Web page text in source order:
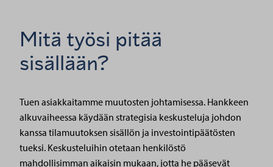
Mitä työsi pitää
sisällään?
Tuen asiakkaitamme muutosten johtamisessa. Hankkeen
alkuvaiheessa käydään strategisia keskusteluja johdon
kanssa tilamuutoksen sisällön ja investointipäätösten
tueksi. Keskusteluihin otetaan henkilöstö
mahdollisimman aikaisin mukaan, jotta he pääsevät